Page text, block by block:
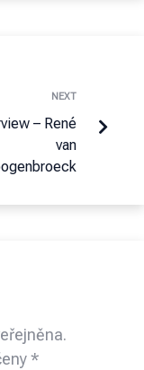
NEXT
– René
van
*